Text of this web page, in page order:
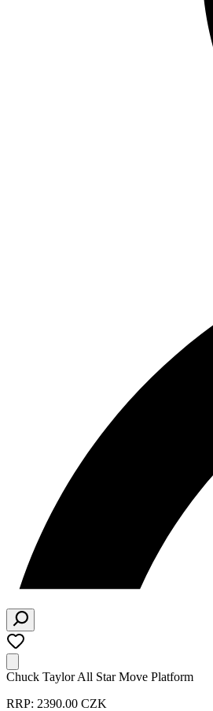
Chuck Taylor All Star Move Platform
RRP: 2390.00 CZK